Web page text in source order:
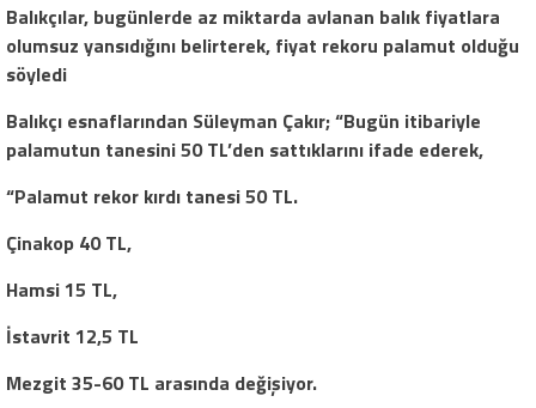
Balıkçılar, bugünlerde az miktarda avlanan balık fiyatlara
olumsuz yansıdığını belirterek, fiyat rekoru palamut olduğu
söyledi
Balıkçı esnaflarından Süleyman Çakır; “Bugün itibariyle
palamutun tanesini 50 TL’den sattıklarını ifade ederek,
“Palamut rekor kırdı tanesi 50 TL.
Çinakop 40 TL,
Hamsi 15 TL,
İstavrit 12,5 TL
Mezgit 35-60 TL arasında değişiyor.